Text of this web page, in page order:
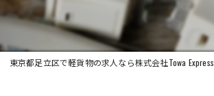
経験者優遇
高収入
東京都足立区で軽貨物の求人なら株式会社Towa Express